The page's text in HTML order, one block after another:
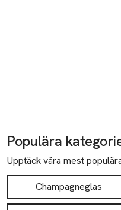
Populära
Upptäck våra mest
Champagneglas